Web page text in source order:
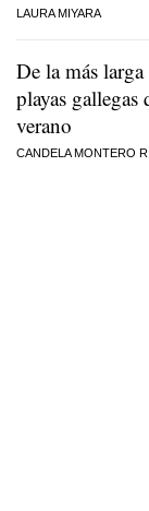
LAURA MIYARA
De la más
playas gallegas
verano
CANDELA MONTERO